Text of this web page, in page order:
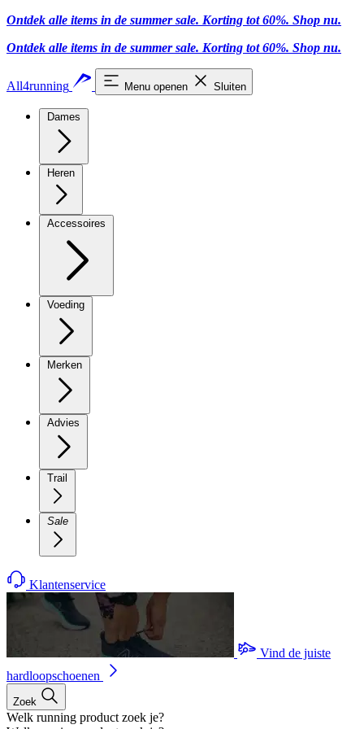
Ontdek alle items in de summer sale. Korting tot 60%. Shop nu.
Ontdek alle items in de summer sale. Korting tot 60%. Shop nu.
All4running Menu openen Sluiten
Dames
Heren
Accessoires
Voeding
Merken
Advies
Trail
Sale
Klantenservice
Vind de juiste
hardloopschoenen
Zoek
Welk running product zoek je?